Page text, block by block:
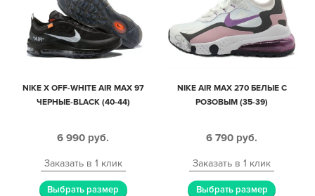
NIKE X OFF-WHITE AIR MAX 97
ЧЕРНЫЕ-BLACK (40-44)
6 990 руб.
Заказать в 1 клик
Выбрать размер
NIKE AIR MAX 270 БЕЛЫЕ С
РОЗОВЫМ (35-39)
6 790 руб.
Заказать в 1 клик
Выбрать размер